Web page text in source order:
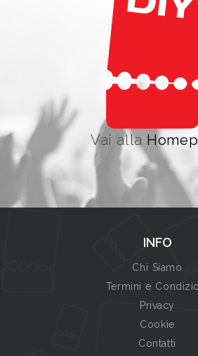
Vai alla
INFO
Chi Siamo
Termini e
Privacy
Cookie
Contatti